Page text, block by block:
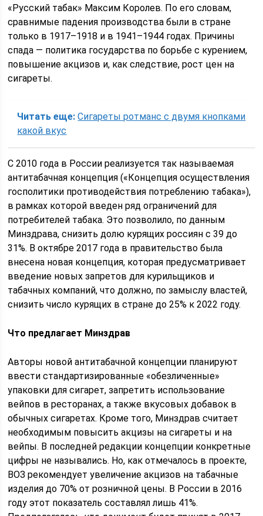
«Русский табак» Максим Королев. По его словам,
сравнимые падения производства были в стране
только в 1917–1918 и в 1941–1944 годах. Причины
спада — политика государства по борьбе с курением,
повышение акцизов и, как следствие, рост цен на
сигареты.
Читать еще: Сигареты ротманс с двумя кнопками
какой вкус
С 2010 года в России реализуется так называемая
антитабачная концепция («Концепция осуществления
госполитики противодействия потреблению табака»),
в рамках которой введен ряд ограничений для
потребителей табака. Это позволило, по данным
Минздрава, снизить долю курящих россиян с 39 до
31%. В октябре 2017 года в правительство была
внесена новая концепция, которая предусматривает
введение новых запретов для курильщиков и
табачных компаний, что должно, по замыслу властей,
снизить число курящих в стране до 25% к 2022 году.
Что предлагает Минздрав
Авторы новой антитабачной концепции планируют
ввести стандартизированные «обезличенные»
упаковки для сигарет, запретить использование
вейпов в ресторанах, а также вкусовых добавок в
обычных сигаретах. Кроме того, Минздрав считает
необходимым повысить акцизы на сигареты и на
вейпы. В последней редакции концепции конкретные
цифры не назывались. Но, как отмечалось в проекте,
ВОЗ рекомендует увеличение акцизов на табачные
изделия до 70% от розничной цены. В России в 2016
году этот показатель составлял лишь 41%.